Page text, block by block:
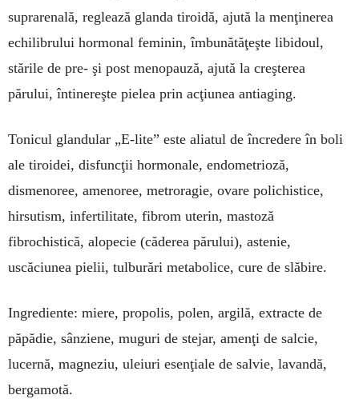
suprarenală, reglează glanda tiroidă, ajută la menţinerea
echilibrului hormonal feminin, îmbunătăţeşte libidoul,
stările de pre- şi post menopauză, ajută la creşterea
părului, întinereşte pielea prin acţiunea antiaging.
Tonicul glandular „E-lite” este aliatul de încredere în boli
ale tiroidei, disfuncţii hormonale, endometrioză,
dismenoree, amenoree, metroragie, ovare polichistice,
hirsutism, infertilitate, fibrom uterin, mastoză
fibrochistică, alopecie (căderea părului), astenie,
uscăciunea pielii, tulburări metabolice, cure de slăbire.
Ingrediente: miere, propolis, polen, argilă, extracte de
păpădie, sânziene, muguri de stejar, amenţi de salcie,
lucernă, magneziu, uleiuri esenţiale de salvie, lavandă,
bergamotă.